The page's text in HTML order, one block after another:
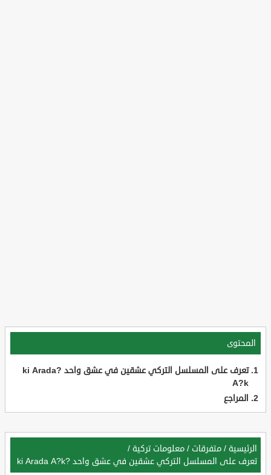
المحتوى
تعرف على المسلسل التركي عشقين في عشق واحد ?ki Arada
A?k
المراجع
الرئيسية / متفرقات / معلومات تركية /
تعرف على المسلسل التركي عشقين في عشق واحد ?ki Arada A?k